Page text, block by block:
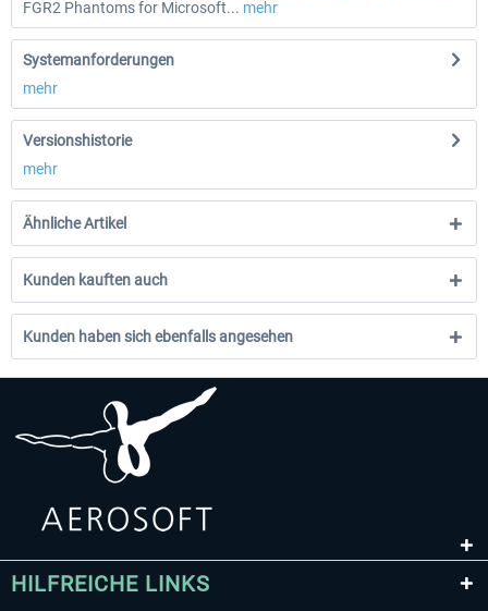
FGR2 Phantoms for Microsoft... mehr
Systemanforderungen
mehr
Versionshistorie
mehr
Ähnliche Artikel
Kunden kauften auch
Kunden haben sich ebenfalls angesehen
HILFREICHE LINKS